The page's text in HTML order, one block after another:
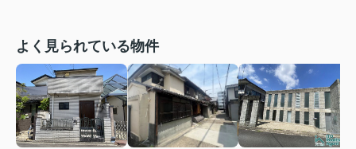
よく見られている物件